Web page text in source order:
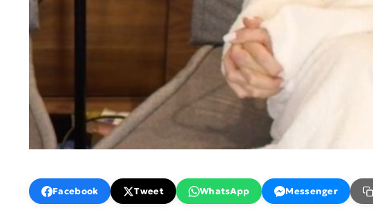
Facebook Tweet WhatsApp Messenger